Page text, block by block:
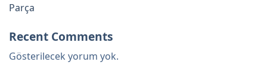
Parça
Recent Comments
Gösterilecek yorum yok.